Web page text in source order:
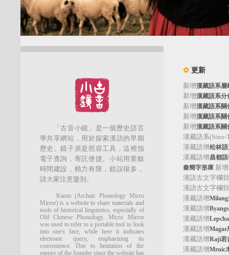
「古音小鏡」是一個歷史語言
學共享網站，用於探索漢語的早期
歷史。鏡子原是照容工具，這裡指
電子查詢，寄託便捷。小站用業餘
時間建設，精力有限，錯誤很多，
請大家注意鑒別。
Kaom (Archaic Phonology Micro
Mirror) is a website to share materials and
tools of historical linguistics, especially of
Old Chinese Phonology. Micro Mirror
was used to refer to a portable tool to look
into one's face, while here it indicates
electronic query, emphasizing its
convenience. Due to limitation of the
energy of the founder since the website has
✿ 更新
新增漢藏語系層
新增漢藏語系分
新增漢藏語系關
新增漢藏語系關
新增漢藏語系關
漢藏語系(Sino-
漢藏語增松林語
漢藏語增昌都語
秦簡字形庫新增
漢語古文字欄
漢語古文字欄
漢藏語增Milang
漢藏語增
漢藏語增
漢藏語增Magar
漢藏語增Raji若
漢藏語增Mruic